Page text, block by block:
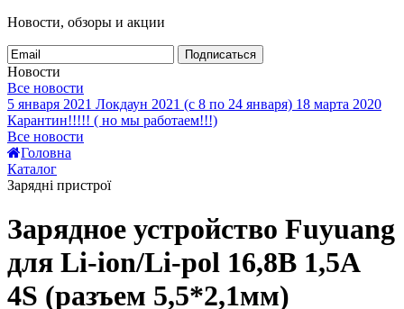
Новости, обзоры и акции
Подписаться
Новости
Все новости
5 января 2021 Локдаун 2021 (с 8 по 24 января) 18 марта 2020
Карантин!!!!! ( но мы работаем!!!)
Все новости
Головна
Каталог
Зарядні пристрої
Зарядное устройство Fuyuang
для Li-ion/Li-pol 16,8В 1,5А
4S (разъем 5,5*2,1мм)